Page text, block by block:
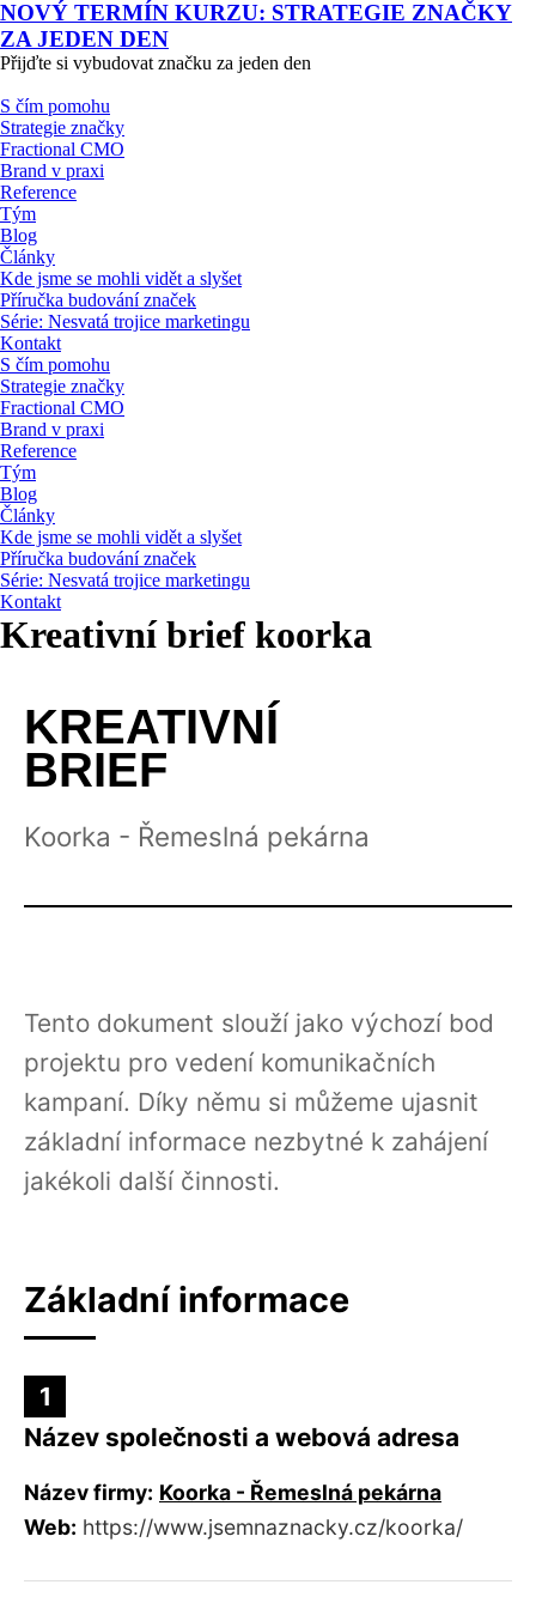
NOVÝ TERMÍN KURZU: STRATEGIE ZNAČKY
ZA JEDEN DEN
Přijďte si vybudovat značku za jeden den
S čím pomohu
Strategie značky
Fractional CMO
Brand v praxi
Reference
Tým
Blog
Články
Kde jsme se mohli vidět a slyšet
Příručka budování značek
Série: Nesvatá trojice marketingu
Kontakt
S čím pomohu
Strategie značky
Fractional CMO
Brand v praxi
Reference
Tým
Blog
Články
Kde jsme se mohli vidět a slyšet
Příručka budování značek
Série: Nesvatá trojice marketingu
Kontakt
Kreativní brief koorka
KREATIVNÍ
BRIEF
Koorka - Řemeslná pekárna
Tento dokument slouží jako výchozí bod
projektu pro vedení komunikačních
kampaní. Díky němu si můžeme ujasnit
základní informace nezbytné k zahájení
jakékoli další činnosti.
Základní informace
1
Název společnosti a webová adresa
Název firmy: Koorka - Řemeslná pekárna
Web: https://www.jsemnaznacky.cz/koorka/